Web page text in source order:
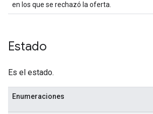
en los que se rechazó la oferta.
Estado
Es el estado.
Enumeraciones